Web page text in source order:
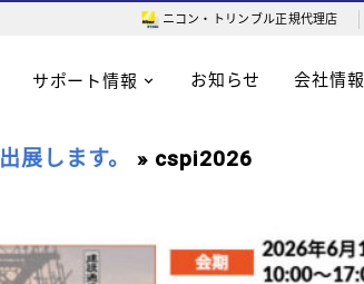
ニコン・トリンブル正規代理店
サポート情報 お知らせ 会社情報
展します。 » cspi2026